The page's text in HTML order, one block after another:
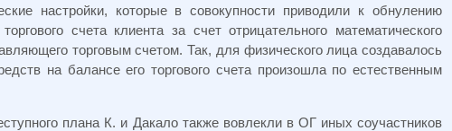
настройки, которые в совокупности приводили к обнулению
счета клиента за счет отрицательного математического
торговым счетом. Так, для физического лица создавалось
на балансе его торгового счета произошла по естественным
плана К. и Дакало также вовлекли в ОГ иных соучастников